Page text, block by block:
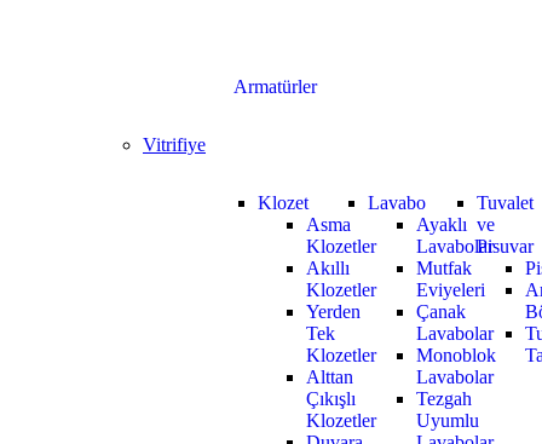
Armatürler
Vitrifiye
Klozet
Asma
Klozetler
Akıllı
Klozetler
Yerden
Tek
Klozetler
Alttan
Çıkışlı
Klozetler
Lavabo
Ayaklı
Lavabolar
Mutfak
Eviyeleri
Çanak
Lavabolar
Monoblok
Lavabolar
Tezgah
Uyumlu
Tuvalet
ve
Pisuvar